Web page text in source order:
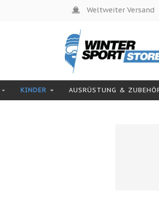
Weltweiter Versand
KINDER AUSRÜSTUNG &